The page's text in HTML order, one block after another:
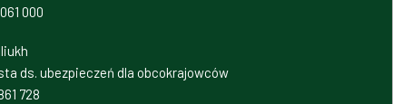
000
ds. ubezpieczeń dla obcokrajowców
728